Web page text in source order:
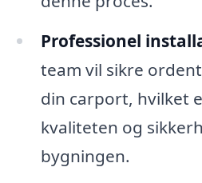
Professionel
team vil sikre
din carport, hvilket
kvaliteten og
bygningen.